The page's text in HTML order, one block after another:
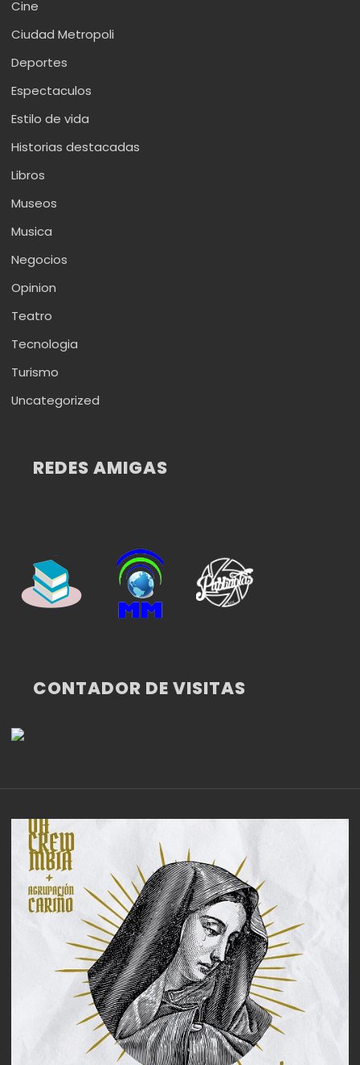
Cine
Ciudad Metropoli
Deportes
Espectaculos
Estilo de vida
Historias destacadas
Libros
Museos
Musica
Negocios
Opinion
Teatro
Tecnologia
Turismo
Uncategorized
REDES AMIGAS
CONTADOR DE VISITAS